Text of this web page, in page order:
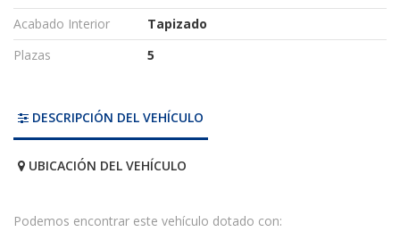
Acabado Interior
Tapizado
Plazas
5
DESCRIPCIÓN DEL VEHÍCULO
UBICACIÓN DEL VEHÍCULO
Podemos encontrar este vehículo dotado con: